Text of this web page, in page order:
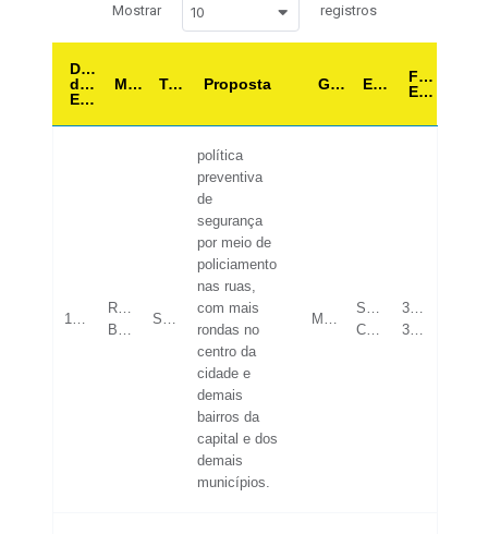
Mostrar 10 registros
Data
de
Envio
Município Tema Proposta Genero Escolaridade
Faixa
Etaria
16/05/2023
Rio
Branco
SEGURANÇA
política
preventiva
de
segurança
por meio de
policiamento
nas ruas,
com mais
rondas no
centro da
cidade e
demais
bairros da
capital e dos
demais
municípios.
MASCULINO
SUPERIOR
COMPLETO
31-
35